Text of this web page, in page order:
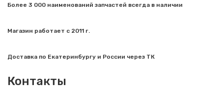
Более 3 000 наименований запчастей всегда в наличии
Магазин работает с 2011 г.
Доставка по Екатеринбургу и России через ТК
Контакты